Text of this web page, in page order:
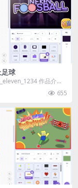
球
作品介
桌上足球》是一款节奏
655